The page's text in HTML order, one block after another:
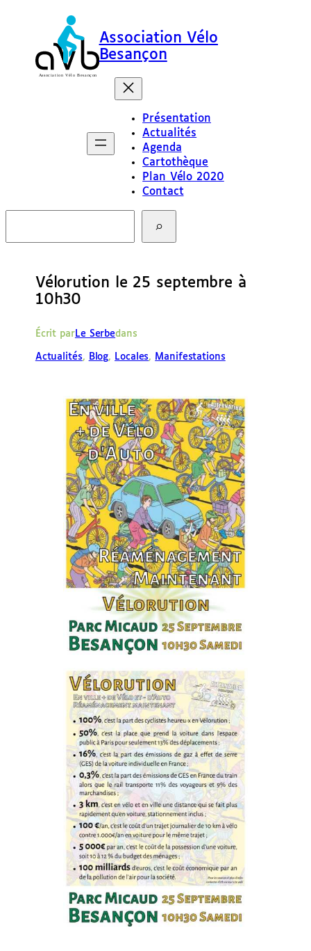
Association Vélo
Besançon
Présentation
Actualités
Agenda
Cartothèque
Plan Vélo 2020
Contact
c
Vélorution le 25 septembre à
10h30
Écrit parLe Serbedans
Actualités, Blog, Locales, Manifestations